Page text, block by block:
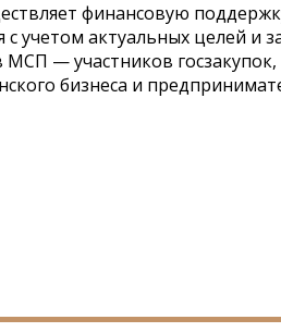
финансовую
учетом актуальных целей и
— участников
бизнеса и